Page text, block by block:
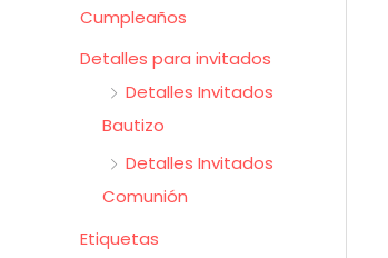
Cumpleaños
Detalles para invitados
Detalles Invitados
Bautizo
Detalles Invitados
Comunión
Etiquetas